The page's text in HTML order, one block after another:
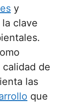
y
clave
de
las
que